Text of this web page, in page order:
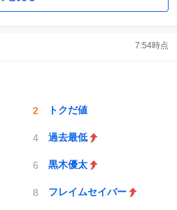
7:54時点
トクだ値
過去最低
黒木優太
フレイムセイバー